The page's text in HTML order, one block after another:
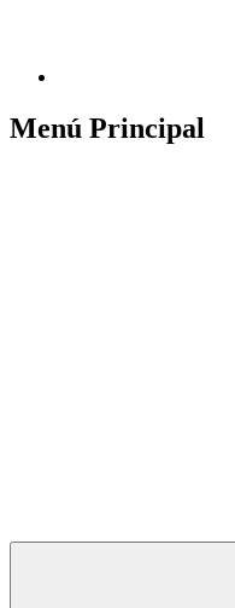
Menú Principal